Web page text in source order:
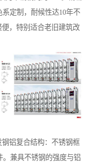
定制，耐候性达10年不
，特别适合老旧建筑改
铝复合结构：不锈钢框
。兼具不锈钢的强度与铝